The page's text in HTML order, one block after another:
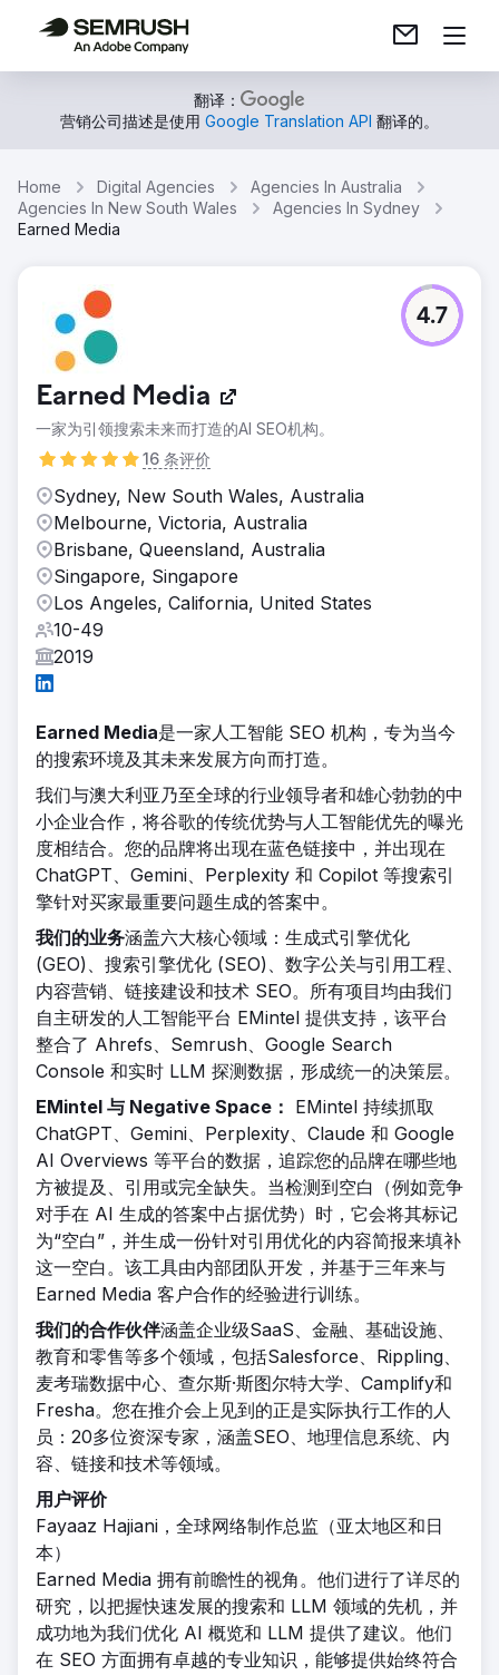
翻译：
营销公司描述是使用 Google Translation API 翻译的。
Home Digital Agencies
Agencies In Australia
Agencies In New South Wales
Agencies In Sydney
Earned Media
Earned Media
一家为引领搜索未来而打造的AI SEO机构。
16 条评价
4.7
Sydney, New South Wales, Australia
Melbourne, Victoria, Australia
Brisbane, Queensland, Australia
Singapore, Singapore
Los Angeles, California, United States
10-49
2019
Earned Media是一家人工智能 SEO 机构，专为当今
的搜索环境及其未来发展方向而打造。
我们与澳大利亚乃至全球的行业领导者和雄心勃勃的中
小企业合作，将谷歌的传统优势与人工智能优先的曝光
度相结合。您的品牌将出现在蓝色链接中，并出现在
ChatGPT、Gemini、Perplexity 和 Copilot 等搜索引
擎针对买家最重要问题生成的答案中。
我们的业务涵盖六大核心领域：生成式引擎优化
(GEO)、搜索引擎优化 (SEO)、数字公关与引用工程、
内容营销、链接建设和技术 SEO。所有项目均由我们
自主研发的人工智能平台 EMintel 提供支持，该平台
整合了 Ahrefs、Semrush、Google Search
Console 和实时 LLM 探测数据，形成统一的决策层。
EMintel 与 Negative Space： EMintel 持续抓取
ChatGPT、Gemini、Perplexity、Claude 和 Google
AI Overviews 等平台的数据，追踪您的品牌在哪些地
方被提及、引用或完全缺失。当检测到空白（例如竞争
对手在 AI 生成的答案中占据优势）时，它会将其标记
为“空白”，并生成一份针对引用优化的内容简报来填补
这一空白。该工具由内部团队开发，并基于三年来与
Earned Media 客户合作的经验进行训练。
我们的合作伙伴涵盖企业级SaaS、金融、基础设施、
教育和零售等多个领域，包括Salesforce、Rippling、
麦考瑞数据中心、查尔斯·斯图尔特大学、Camplify和
Fresha。您在推介会上见到的正是实际执行工作的人
员：20多位资深专家，涵盖SEO、地理信息系统、内
容、链接和技术等领域。
用户评价
Fayaaz Hajiani，全球网络制作总监（亚太地区和日
本）
Earned Media 拥有前瞻性的视角。他们进行了详尽的
研究，以把握快速发展的搜索和 LLM 领域的先机，并
成功地为我们优化 AI 概览和 LLM 提供了建议。他们
在 SEO 方面拥有卓越的专业知识，能够提供始终符合